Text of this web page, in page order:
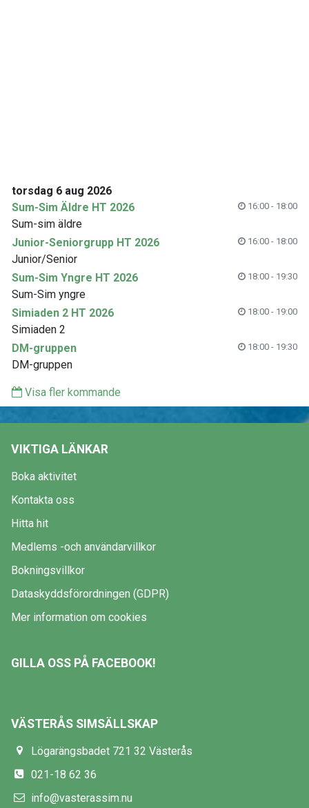
torsdag 6 aug 2026
Sum-Sim Äldre HT 2026
16:00 - 18:00
Sum-sim äldre
Junior-Seniorgrupp HT 2026
16:00 - 18:00
Junior/Senior
Sum-Sim Yngre HT 2026
18:00 - 19:30
Sum-Sim yngre
Simiaden 2 HT 2026
18:00 - 19:00
Simiaden 2
DM-gruppen
18:00 - 19:30
DM-gruppen
Visa fler kommande
VIKTIGA LÄNKAR
Boka aktivitet
Kontakta oss
Hitta hit
Medlems -och användarvillkor
Bokningsvillkor
Dataskyddsförordningen (GDPR)
Mer information om cookies
GILLA OSS PÅ FACEBOOK!
VÄSTERÅS SIMSÄLLSKAP
Lögarängsbadet 721 32 Västerås
021-18 62 36
info@vasterassim.nu